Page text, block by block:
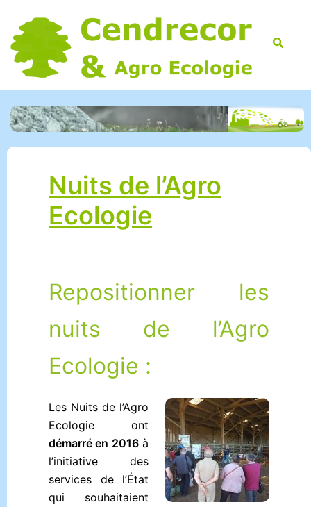
content
Nuits de l’Agro
Ecologie
Repositionner les
nuits de l’Agro
Ecologie :
Les Nuits de l’Agro
Ecologie ont
démarré en 2016à
l’initiative des
services de l’État
qui souhaitaient